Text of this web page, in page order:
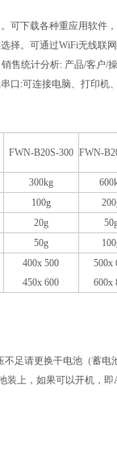
可下载各种重应用软件
。可通过WiFi无线联
售统计分析: 产品/客户/
口:可连接电脑、打印机
FWN-B20S-300 FWN-
300kg
100g
20g
50g
400x 500
450x600
500x
600x
压不足请更换干电池（
装上，如果可以开机